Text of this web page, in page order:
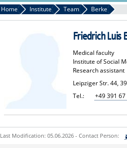
Home Institute Team Berke
Friedrich Luis
Medical faculty
Institute of Social
Research assistant
Leipziger Str. 44,
Tel.:
+49 391
Last Modification: 05.06.2026 - Contact Person: